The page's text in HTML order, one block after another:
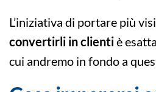
L’iniziativa di portare più
convertirli in clientiè
cui andremo in fondo a